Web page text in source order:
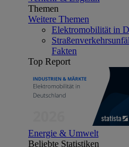
Themen
Weitere Themen
Elektromobilität in
Fakten
Top Report
Energie & Umwelt
Beliebte Statistiken